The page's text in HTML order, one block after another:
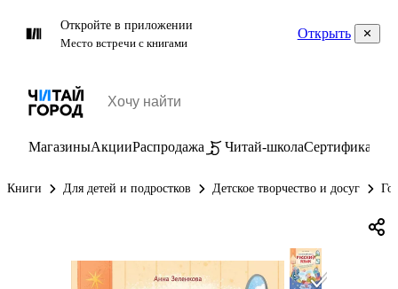
Откройте в приложении
Место встречи с книгами
Открыть
МагазиныАкцииРаспродажа Читай-школаСертификаты
Книги Для детей и подростков Детское творчество и досуг